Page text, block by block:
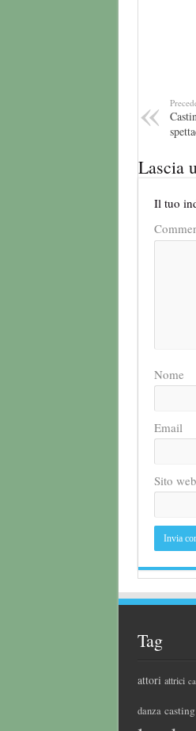
Lascia
Il tuo
Nome
Email
Sito web
Tag
attori attrici
danza